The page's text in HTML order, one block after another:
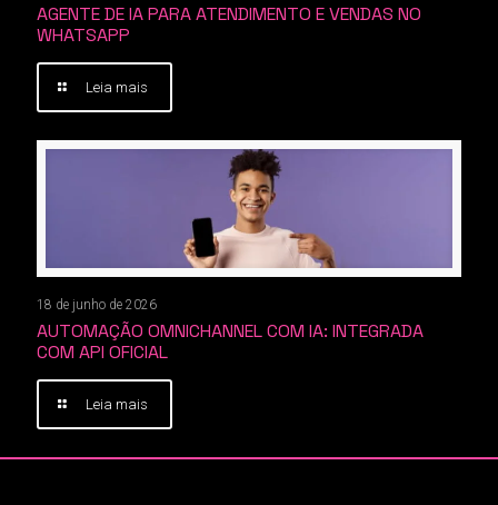
AGENTE DE IA PARA ATENDIMENTO E VENDAS NO
WHATSAPP
Leia mais
18 de junho de 2026
AUTOMAÇÃO OMNICHANNEL COM IA: INTEGRADA
COM API OFICIAL
Leia mais